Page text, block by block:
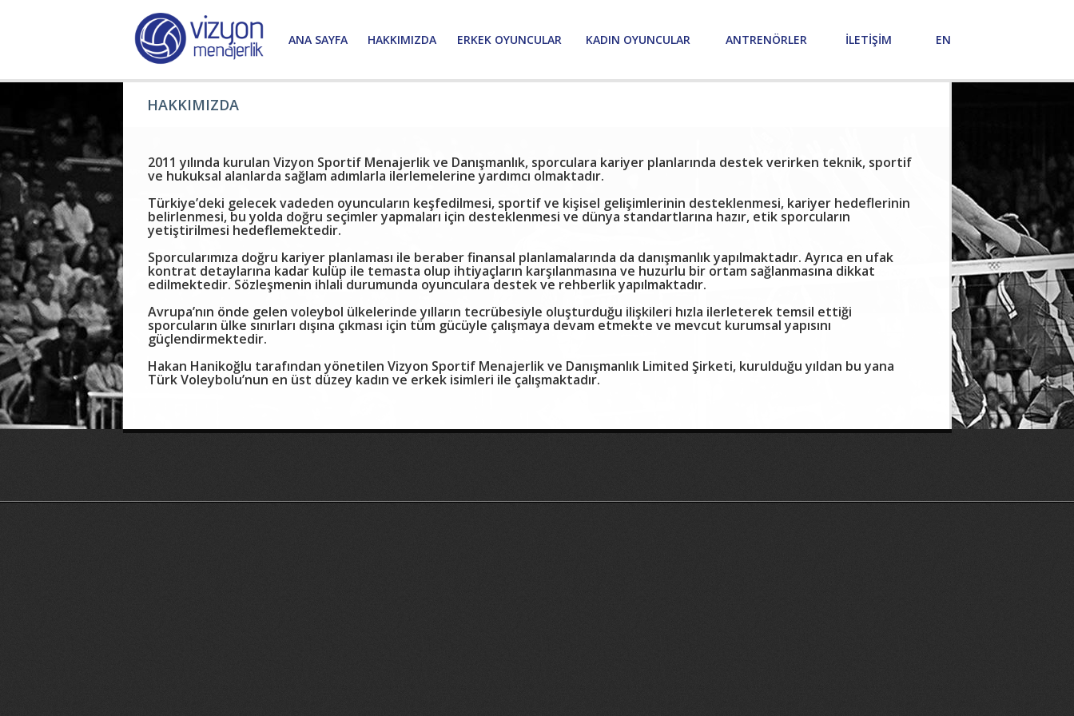
ANA SAYFA HAKKIMIZDA ERKEK OYUNCULAR KADIN OYUNCULAR ANTRENÖRLER İLETİŞİM EN
HAKKIMIZDA
2011 yılında kurulan Vizyon Sportif Menajerlik ve Danışmanlık, sporculara kariyer planlarında destek verirken teknik, sportif
ve hukuksal alanlarda sağlam adımlarla ilerlemelerine yardımcı olmaktadır.
Türkiye’deki gelecek vadeden oyuncuların keşfedilmesi, sportif ve kişisel gelişimlerinin desteklenmesi, kariyer hedeflerinin
belirlenmesi, bu yolda doğru seçimler yapmaları için desteklenmesi ve dünya standartlarına hazır, etik sporcuların
yetiştirilmesi hedeflemektedir.
Sporcularımıza doğru kariyer planlaması ile beraber finansal planlamalarında da danışmanlık yapılmaktadır. Ayrıca en ufak
kontrat detaylarına kadar kulüp ile temasta olup ihtiyaçların karşılanmasına ve huzurlu bir ortam sağlanmasına dikkat
edilmektedir. Sözleşmenin ihlali durumunda oyunculara destek ve rehberlik yapılmaktadır.
Avrupa’nın önde gelen voleybol ülkelerinde yılların tecrübesiyle oluşturduğu ilişkileri hızla ilerleterek temsil ettiği
sporcuların ülke sınırları dışına çıkması için tüm gücüyle çalışmaya devam etmekte ve mevcut kurumsal yapısını
güçlendirmektedir.
Hakan Hanikoğlu tarafından yönetilen Vizyon Sportif Menajerlik ve Danışmanlık Limited Şirketi, kurulduğu yıldan bu yana
Türk Voleybolu’nun en üst düzey kadın ve erkek isimleri ile çalışmaktadır.